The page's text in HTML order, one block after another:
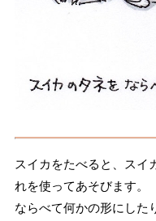
スイカをたべると、スイ
れを使ってあそびます。
ならべて何かの形にした